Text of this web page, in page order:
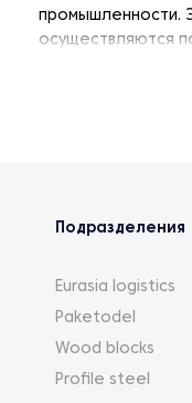
промышленности.
осуществляются
управления.
Подразделения
Eurasia logistics
Paketodel
Wood blocks
Profile steel